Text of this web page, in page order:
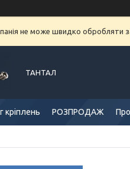
не може швидко обробляти
ТАНТАЛ
кріплень РОЗПРОДАЖ